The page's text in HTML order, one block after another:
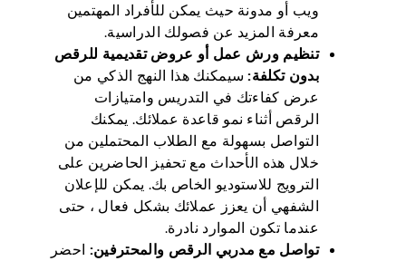
ويب أو مدونة حيث يمكن للأفراد المهتمين
معرفة المزيد عن فصولك الدراسية.
تنظيم ورش عمل أو عروض تقديمية للرقص
بدون تكلفة:سيمكنك هذا النهج الذكي من
عرض كفاءتك في التدريس وامتيازات
الرقص أثناء نمو قاعدة عملائك. يمكنك
التواصل بسهولة مع الطلاب المحتملين من
خلال هذه الأحداث مع تحفيز الحاضرين على
الترويج للاستوديو الخاص بك. يمكن للإعلان
الشفهي أن يعزز عملائك بشكل فعال ، حتى
عندما تكون الموارد نادرة.
تواصل مع مدربي الرقص والمحترفين: احضر